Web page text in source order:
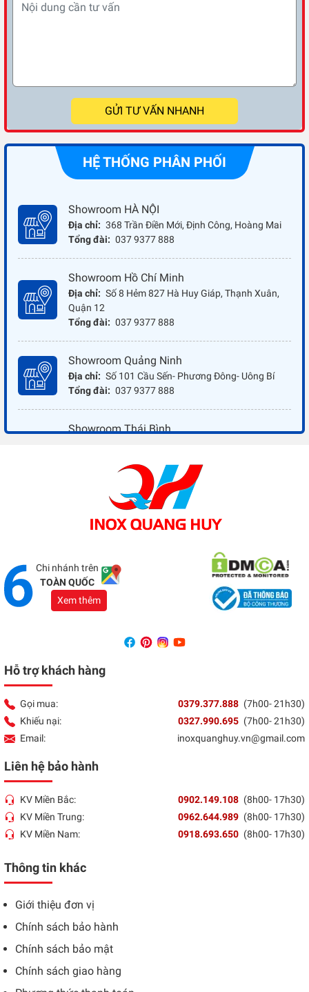
GỬI TƯ VẤN NHANH
HỆ THỐNG PHÂN PHỐI
Showroom HÀ NỘI
Địa chỉ: 368 Trần Điền Mới, Định Công, Hoàng Mai
Tổng đài: 037 9377 888
Showroom Hồ Chí Minh
Địa chỉ: Số 8 Hẻm 827 Hà Huy Giáp, Thạnh Xuân,
Quận 12
Tổng đài: 037 9377 888
Showroom Quảng Ninh
Địa chỉ: Số 101 Cầu Sến- Phương Đông- Uông Bí
Tổng đài: 037 9377 888
Showroom Thái Bình
037 9377 888
Showroom Đồng Nai
Địa chỉ: 1066 - QL 51 Tổ 3- Ấp Đồng- Phước Tân-
Chi nhánh trên
TOÀN QUỐC
Xem thêm
Hỗ trợ khách hàng
Gọi mua: 0379.377.888 (7h00- 21h30)
Khiếu nại:
0327.990.695 (7h00- 21h30)
Email:
inoxquanghuy.vn@gmail.com
Liên hệ bảo hành
KV Miền Bắc: 0902.149.108 (8h00- 17h30)
KV Miền Trung:
0962.644.989 (8h00- 17h30)
KV Miền Nam:
0918.693.650 (8h00- 17h30)
Thông tin khác
Giới thiệu đơn vị
Chính sách bảo hành
Chính sách bảo mật
Chính sách giao hàng